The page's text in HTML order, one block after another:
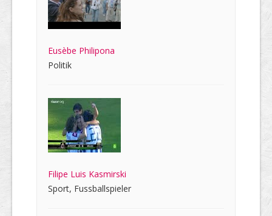
Eusèbe Philipona
Politik
Filipe Luis Kasmirski
Sport, Fussballspieler